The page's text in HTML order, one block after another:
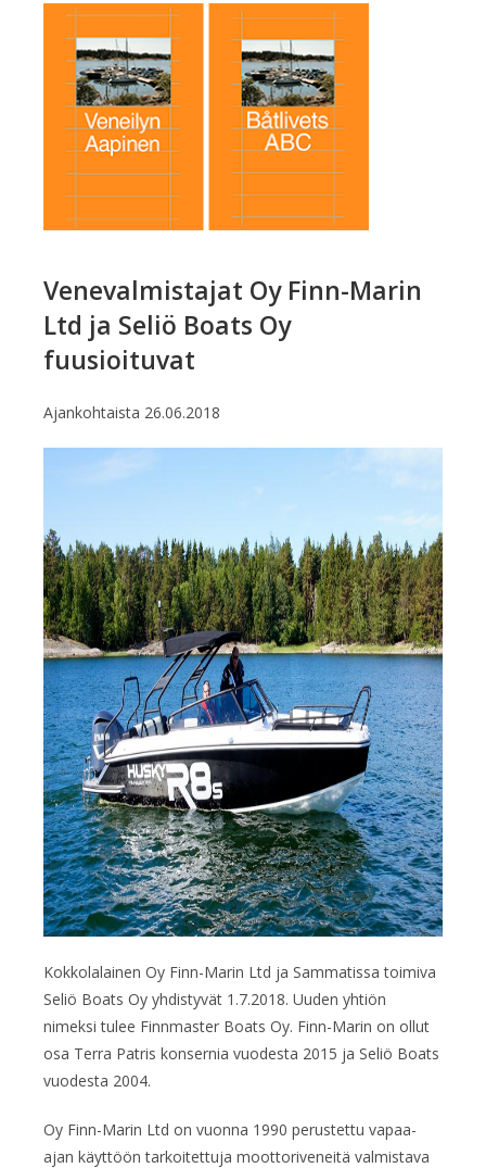
Venevalmistajat Oy Finn-Marin
Ltd ja Seliö Boats Oy
fuusioituvat
Ajankohtaista 26.06.2018
Kokkolalainen Oy Finn-Marin Ltd ja Sammatissa toimiva
Seliö Boats Oy yhdistyvät 1.7.2018. Uuden yhtiön
nimeksi tulee Finnmaster Boats Oy. Finn-Marin on ollut
osa Terra Patris konsernia vuodesta 2015 ja Seliö Boats
vuodesta 2004.
Oy Finn-Marin Ltd on vuonna 1990 perustettu vapaa-
ajan käyttöön tarkoitettuja moottoriveneitä valmistava